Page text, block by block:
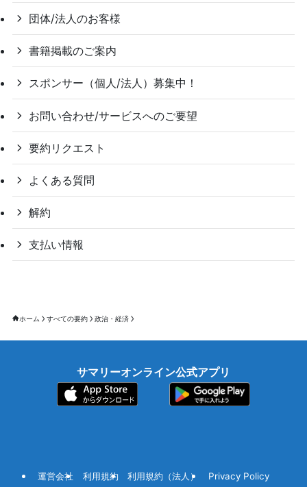
団体/法人のお客様
書籍掲載のご案内
スポンサー（個人/法人）募集中！
お問い合わせ/サービスへのご要望
要約リクエスト
よくある質問
解約
支払い情報
ホーム すべての要約 政治・経済
サマリーオンライン公式アプリ
運営会社 利用規約 利用規約（法人） Privacy Policy